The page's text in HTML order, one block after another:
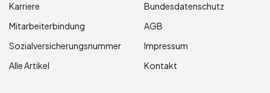
Karriere
Mitarbeiterbindung
Sozialversicherungsnummer
Alle Artikel
Bundesdatenschutz
AGB
Impressum
Kontakt